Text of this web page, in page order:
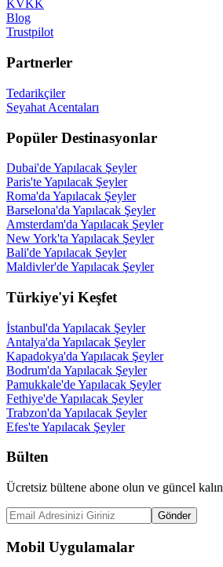
KVKK
Blog
Trustpilot
Partnerler
Tedarikçiler
Seyahat Acentaları
Popüler Destinasyonlar
Dubai'de Yapılacak Şeyler
Paris'te Yapılacak Şeyler
Roma'da Yapılacak Şeyler
Barselona'da Yapılacak Şeyler
Amsterdam'da Yapılacak Şeyler
New York'ta Yapılacak Şeyler
Bali'de Yapılacak Şeyler
Maldivler'de Yapılacak Şeyler
Türkiye'yi Keşfet
İstanbul'da Yapılacak Şeyler
Antalya'da Yapılacak Şeyler
Kapadokya'da Yapılacak Şeyler
Bodrum'da Yapılacak Şeyler
Pamukkale'de Yapılacak Şeyler
Fethiye'de Yapılacak Şeyler
Trabzon'da Yapılacak Şeyler
Efes'te Yapılacak Şeyler
Bülten
Ücretsiz bültene abone olun ve güncel kalın
Gönder
Mobil Uygulamalar